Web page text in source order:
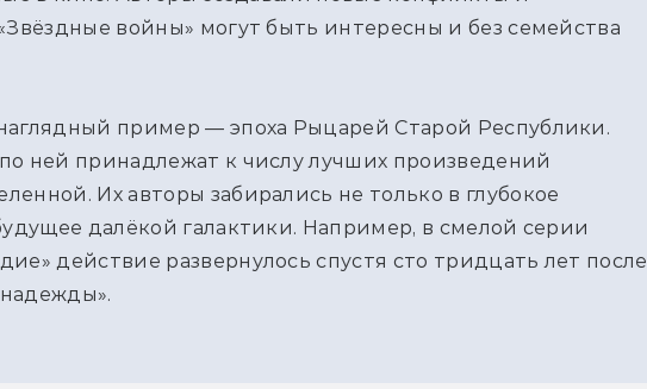
войны» могут быть интересны и без семейства
пример — эпоха Рыцарей Старой Республики.
ней принадлежат к числу лучших произведений
Их авторы забирались не только в глубокое
далёкой галактики. Например, в смелой серии
действие развернулось спустя сто тридцать лет после